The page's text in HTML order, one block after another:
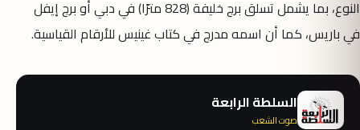
النوع، بما يشمل تسلق برج خليفة (828 مترًا) في دبي أو برج إيفل
في باريس، كما أن اسمه مدرج في كتاب غينيس للأرقام القياسية.
السلطة الرابعة
صوت الشعب